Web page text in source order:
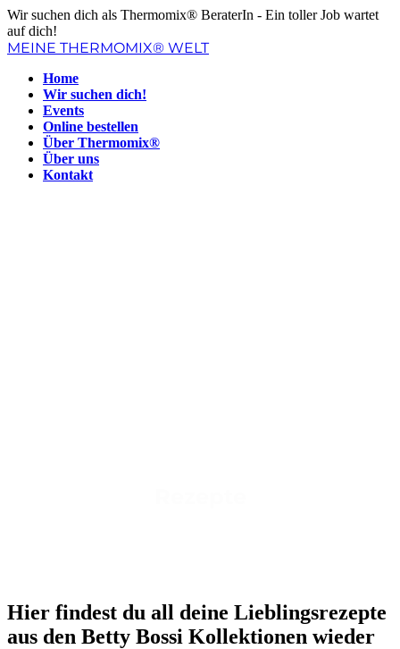
Wir suchen dich als Thermomix® BeraterIn - Ein toller Job wartet
auf dich!
MEINE THERMOMIX® WELT
Home
Wir suchen dich!
Events
Online bestellen
Über Thermomix®
Über uns
Kontakt
Hier findest du all deine Lieblingsrezepte
aus den Betty Bossi Kollektionen wieder